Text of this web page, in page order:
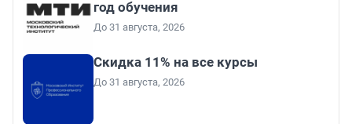
год обучения
До 31 августа, 2026
Скидка 11% на все курсы
До 31 августа, 2026